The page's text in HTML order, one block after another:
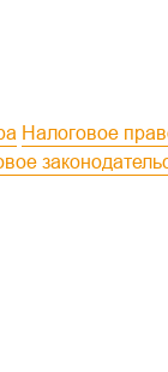
Налоговое